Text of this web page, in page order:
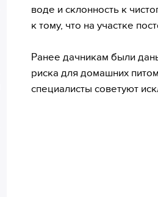
воде и склонность к
к тому, что на участке
Ранее дачникам были
риска для домашних
специалисты советуют